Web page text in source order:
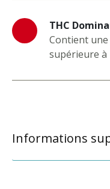
THC
Contient une
supérieure à
Informations